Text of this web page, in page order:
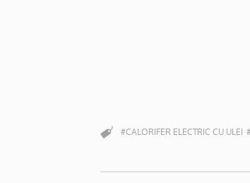
#CALORIFER ELECTRIC CU ULEI